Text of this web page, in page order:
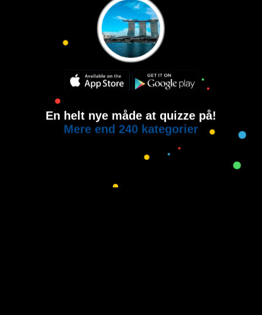
En helt nye måde at quizze på!
Mere end 240 kategorier